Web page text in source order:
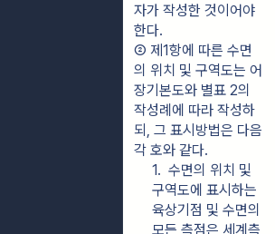
자가 작성한 것이어야
한다.
② 제1항에 따른 수면
의 위치 및 구역도는 어
장기본도와 별표 2의
작성례에 따라 작성하
되, 그 표시방법은 다음
각 호와 같다.
1.  수면의 위치 및
구역도에 표시하는
육상기점 및 수면의
모든 측점은 세계측